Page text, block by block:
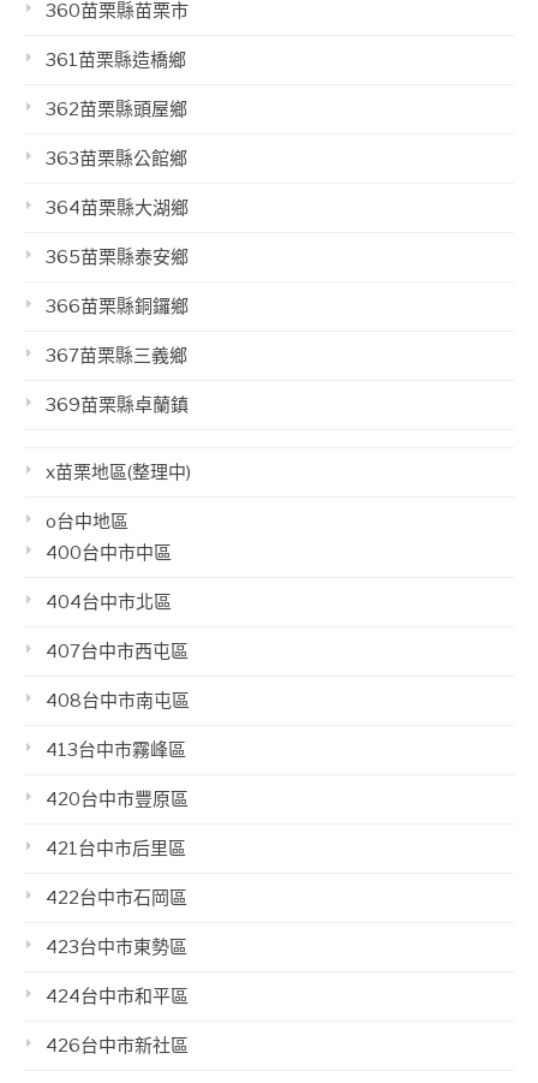
360苗栗縣苗栗市
361苗栗縣造橋鄉
362苗栗縣頭屋鄉
363苗栗縣公館鄉
364苗栗縣大湖鄉
365苗栗縣泰安鄉
366苗栗縣銅鑼鄉
367苗栗縣三義鄉
369苗栗縣卓蘭鎮
x苗栗地區(整理中)
o台中地區
400台中市中區
404台中市北區
407台中市西屯區
408台中市南屯區
413台中市霧峰區
420台中市豐原區
421台中市后里區
422台中市石岡區
423台中市東勢區
424台中市和平區
426台中市新社區